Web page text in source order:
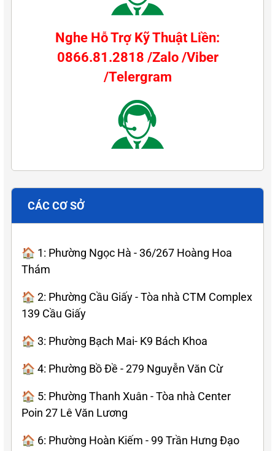
Nghe Hỗ Trợ Kỹ Thuật Liền:
0866.81.2818 /Zalo /Viber
/Telergram
CÁC CƠ SỞ
🏠 1: Phường Ngọc Hà - 36/267 Hoàng Hoa
Thám
🏠 2: Phường Cầu Giấy - Tòa nhà CTM Complex
139 Cầu Giấy
🏠 3: Phường Bạch Mai- K9 Bách Khoa
🏠 4: Phường Bồ Đề - 279 Nguyễn Văn Cừ
🏠 5: Phường Thanh Xuân - Tòa nhà Center
Poin 27 Lê Văn Lương
🏠 6: Phường Hoàn Kiếm - 99 Trần Hưng Đạo